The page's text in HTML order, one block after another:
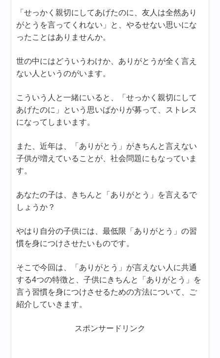
「せっかく親切にしてあげたのに、友人は全然あり
がとうを言ってくれない」と、やるせない思いにな
ったことはありませんか。
世の中にはどういうわけか、ありがとうが全く言え
ない人というのがいます。
こういう人と一緒にいると、「せっかく親切にして
あげたのに」という思いばかりが募って、ストレス
になってしまいます。
また、近年は、「ありがとう」がきちんと言えない
子供が増えていることが、社会問題にもなっていま
す。
あなたの子は、きちんと「ありがとう」を言えるで
しょうか？
やはり自分の子供には、最低限「ありがとう」の習
慣を身につけさせたいものです。
そこで今回は、「ありがとう」が言えない人に共通
する4つの特徴と、子供にきちんと「ありがとう」を
言う習慣を身につけさせるための方法について、ご
紹介していきます。
スポンサードリンク